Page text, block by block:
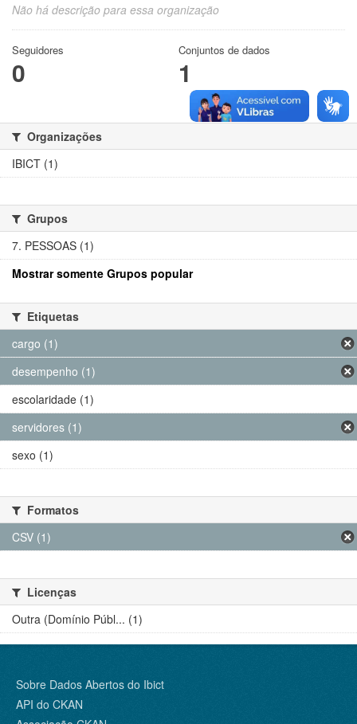
Não há descrição para essa organização
Seguidores
0
Conjuntos de dados
1
Organizações
IBICT (1)
Grupos
7. PESSOAS (1)
Mostrar somente Grupos popular
Etiquetas
cargo (1)
desempenho (1)
escolaridade (1)
servidores (1)
sexo (1)
Formatos
CSV (1)
Licenças
Outra (Domínio Públ... (1)
Sobre Dados Abertos do Ibict
API do CKAN